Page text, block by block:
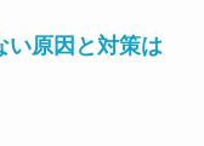
い原因と対策は